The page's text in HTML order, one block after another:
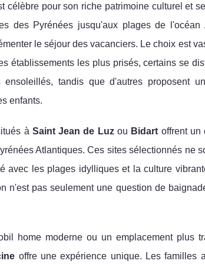
célèbre pour son riche patrimoine culturel et
des Pyrénées jusqu'aux plages de
le séjour des vacanciers. Le choix est
établissements les plus prisés, certains se
tandis que d'autres proposent
enfants.
à Saint Jean de Luzou Bidart offrent un
Atlantiques. Ces sites sélectionnés ne
avec les plages idylliques et la culture
n'est pas seulement une question de
home moderne ou un emplacement plus
offre une expérience unique. Les familles